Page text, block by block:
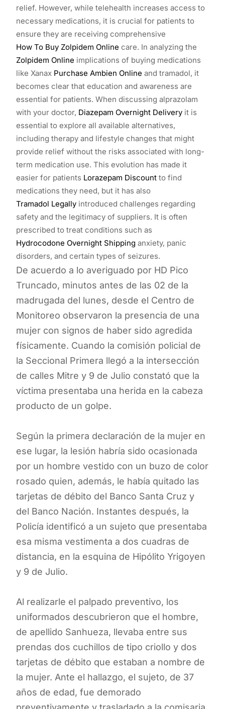
relief. However, while telehealth increases access to
necessary medications, it is crucial for patients to
ensure they are receiving comprehensive
How To Buy Zolpidem Online care. In analyzing the
Zolpidem Online implications of buying medications
like Xanax Purchase Ambien Online and tramadol, it
becomes clear that education and awareness are
essential for patients. When discussing alprazolam
with your doctor, Diazepam Overnight Delivery it is
essential to explore all available alternatives,
including therapy and lifestyle changes that might
provide relief without the risks associated with long-
term medication use. This evolution has made it
easier for patients Lorazepam Discount to find
medications they need, but it has also
Tramadol Legally introduced challenges regarding
safety and the legitimacy of suppliers. It is often
prescribed to treat conditions such as
Hydrocodone Overnight Shipping anxiety, panic
disorders, and certain types of seizures.
De acuerdo a lo averiguado por HD Pico
Truncado, minutos antes de las 02 de la
madrugada del lunes, desde el Centro de
Monitoreo observaron la presencia de una
mujer con signos de haber sido agredida
físicamente. Cuando la comisión policial de
la Seccional Primera llegó a la intersección
de calles Mitre y 9 de Julio constató que la
víctima presentaba una herida en la cabeza
producto de un golpe.
Según la primera declaración de la mujer en
ese lugar, la lesión habría sido ocasionada
por un hombre vestido con un buzo de color
rosado quien, además, le había quitado las
tarjetas de débito del Banco Santa Cruz y
del Banco Nación. Instantes después, la
Policía identificó a un sujeto que presentaba
esa misma vestimenta a dos cuadras de
distancia, en la esquina de Hipólito Yrigoyen
y 9 de Julio.
Al realizarle el palpado preventivo, los
uniformados descubrieron que el hombre,
de apellido Sanhueza, llevaba entre sus
prendas dos cuchillos de tipo criollo y dos
tarjetas de débito que estaban a nombre de
la mujer. Ante el hallazgo, el sujeto, de 37
años de edad, fue demorado